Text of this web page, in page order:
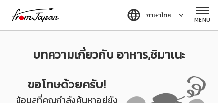
ภาษาไทย MENU
บทความเกี่ยวกับ อาหาร,ชิมาเนะ
ขอโทษด้วยครับ!
ข้อมูลที่คุณกำลังค้นหาอยู่ยัง